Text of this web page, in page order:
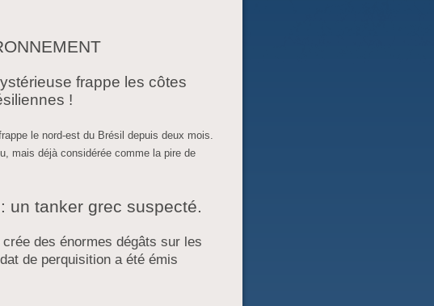
frappe les côtes
!
le nord-est du Brésil depuis deux mois.
mais déjà considérée comme la pire de
un tanker grec suspecté.
des énormes dégâts sur les
de perquisition a été émis